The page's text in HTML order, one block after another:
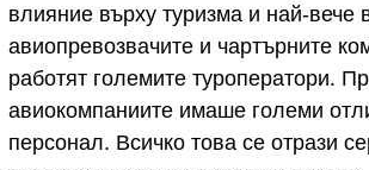
влияние върху туризма и най-вече
авиопревозвачите и чартърните
работят големите туроператори.
авиокомпаниите имаше големи
персонал. Всичко това се отрази